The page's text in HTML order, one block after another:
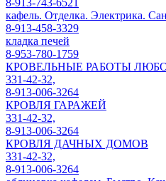
8-913-743-6521
кафель. Отделка. Электрика.
8-913-458-3329
кладка печей
8-953-780-1759
КРОВЕЛЬНЫЕ РАБОТЫ
331-42-32,
8-913-006-3264
КРОВЛЯ ГАРАЖЕЙ
331-42-32,
8-913-006-3264
КРОВЛЯ ДАЧНЫХ ДОМОВ
331-42-32,
8-913-006-3264